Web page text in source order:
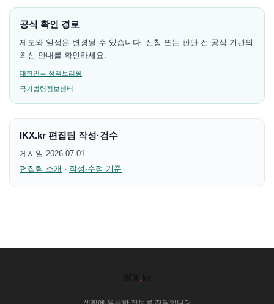
공식 확인 경로
제도와 일정은 변경될 수 있습니다. 신청 또는 판단 전 공식 기관의
최신 안내를 확인하세요.
대한민국 정책브리핑
국가법령정보센터
IKX.kr 편집팀 작성·검수
게시일 2026-07-01
편집팀 소개 · 작성·수정 기준
.